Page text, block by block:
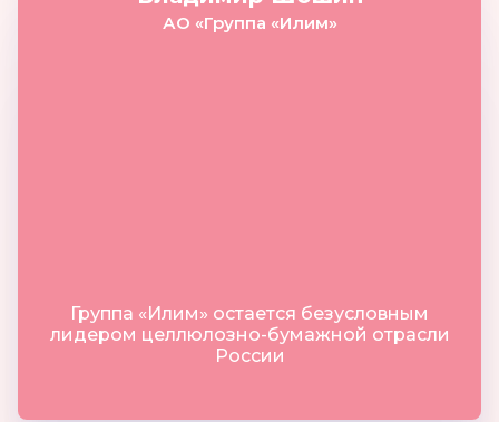
АО «Группа «Илим»
Группа «Илим» остается безусловным
лидером целлюлозно-бумажной отрасли
России